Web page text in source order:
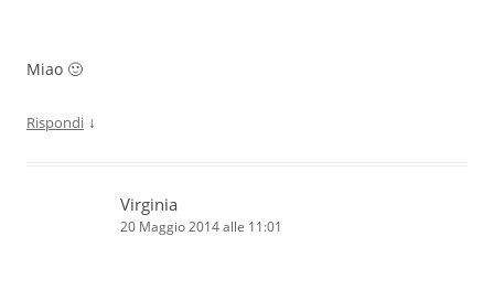
Miao 🙂
Rispondi ↓
Virginia
20 Maggio 2014 alle 11:01